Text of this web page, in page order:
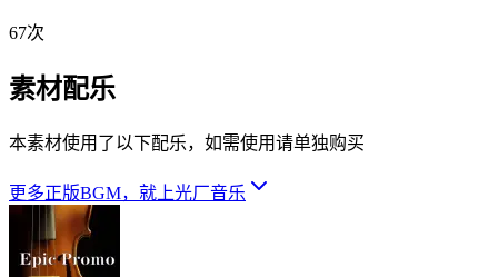
67次
素材配乐
本素材使用了以下配乐，如需使用请单独购买
更多正版BGM，就上光厂音乐